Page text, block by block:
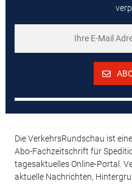
Die VerkehrsRundschau ist
Abo-Fachzeitschrift für
tagesaktuelles Online-Portal.
aktuelle Nachrichten,